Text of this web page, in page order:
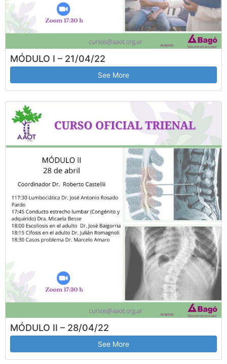
MÓDULO I – 21/04/22
See More
MÓDULO II – 28/04/22
See More